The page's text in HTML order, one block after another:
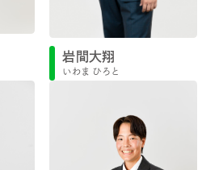
岩間大翔
いわま ひろと